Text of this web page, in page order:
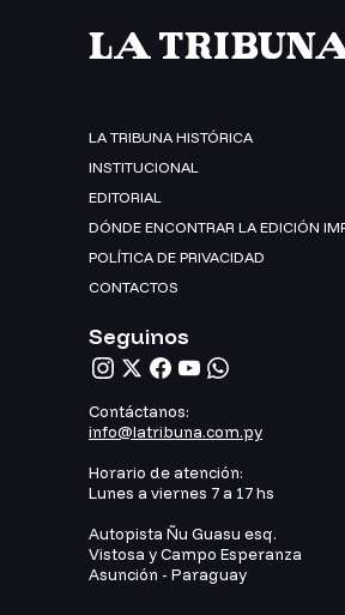
LA TRIBUNA HISTÓRICA
INSTITUCIONAL
EDITORIAL
DÓNDE ENCONTRAR LA EDICIÓN
POLÍTICA DE PRIVACIDAD
CONTACTOS
Seguinos
Contáctanos:
info@latribuna.com.py
Horario de atención:
Lunes a viernes 7 a 17 hs
Autopista Ñu Guasu esq.
Vistosa y Campo Esperanza
Asunción - Paraguay